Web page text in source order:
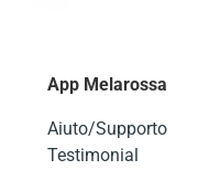
App Melarossa
Aiuto/Supporto
Testimonial